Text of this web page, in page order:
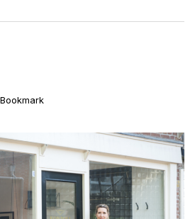
Bookmark